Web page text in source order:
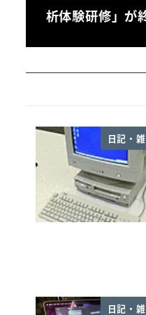
析体験研修」が
日記・
日記・